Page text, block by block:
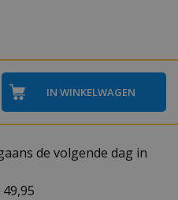
de volgende dag in